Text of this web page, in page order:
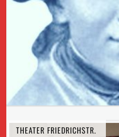
THEATER FRIEDRICHSTR.